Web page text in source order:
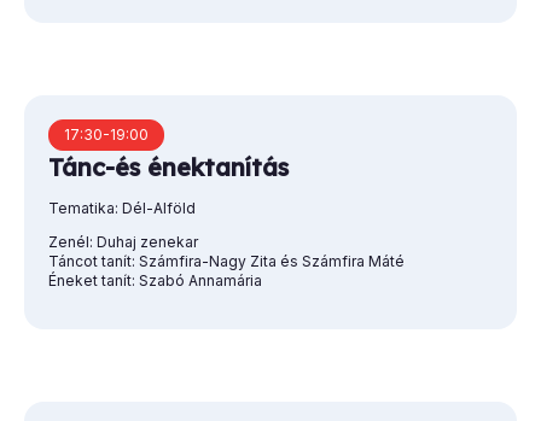
17:30-19:00
Tánc-és énektanítás
Tematika: Dél-Alföld
Zenél: Duhaj zenekar
Táncot tanít: Számfira-Nagy Zita és Számfira Máté
Éneket tanít: Szabó Annamária